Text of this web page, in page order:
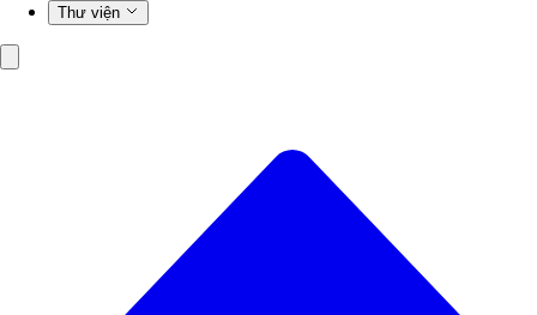
Thư viện